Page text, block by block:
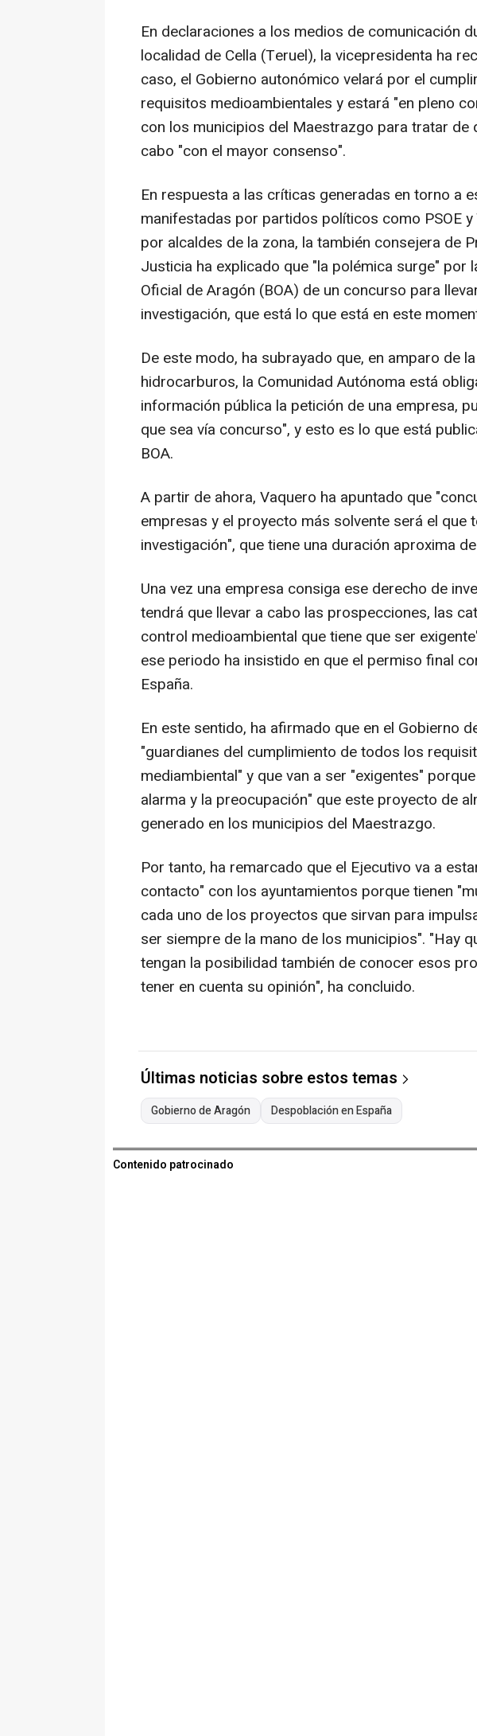
En declaraciones a los medios de comunicación
localidad de Cella (Teruel), la vicepresidenta ha
caso, el Gobierno autonómico velará por el
requisitos medioambientales y estará "en pleno
con los municipios del Maestrazgo para tratar de
cabo "con el mayor consenso".
En respuesta a las críticas generadas en torno a
manifestadas por partidos políticos como PSOE
por alcaldes de la zona, la también consejera de
Justicia ha explicado que "la polémica surge" por
Oficial de Aragón (BOA) de un concurso para
investigación, que está lo que está en este
De este modo, ha subrayado que, en amparo de
hidrocarburos, la Comunidad Autónoma está
información pública la petición de una empresa,
que sea vía concurso", y esto es lo que está
BOA.
A partir de ahora, Vaquero ha apuntado que
empresas y el proyecto más solvente será el que
investigación", que tiene una duración aproxima
Una vez una empresa consiga ese derecho de
tendrá que llevar a cabo las prospecciones, las
control medioambiental que tiene que ser
ese periodo ha insistido en que el permiso final
España.
En este sentido, ha afirmado que en el Gobierno
"guardianes del cumplimiento de todos los
mediambiental" y que van a ser "exigentes"
alarma y la preocupación" que este proyecto de
generado en los municipios del Maestrazgo.
Por tanto, ha remarcado que el Ejecutivo va a
contacto" con los ayuntamientos porque tienen
cada uno de los proyectos que sirvan para
ser siempre de la mano de los municipios". "Hay
tengan la posibilidad también de conocer esos
tener en cuenta su opinión", ha concluido.
Últimas noticias sobre estos temas
Gobierno de Aragón Despoblación en España
Contenido patrocinado